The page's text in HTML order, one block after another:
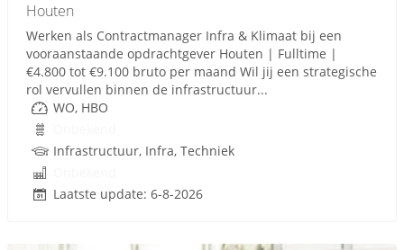
Houten
Werken als Contractmanager Infra & Klimaat bij een
vooraanstaande opdrachtgever Houten | Fulltime |
€4.800 tot €9.100 bruto per maand Wil jij een strategische
rol vervullen binnen de infrastructuur...
WO, HBO
Infrastructuur, Infra, Techniek
Laatste update: 6-8-2026